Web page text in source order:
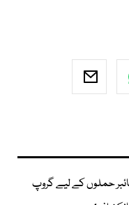
حملوں کے لیے گروپ